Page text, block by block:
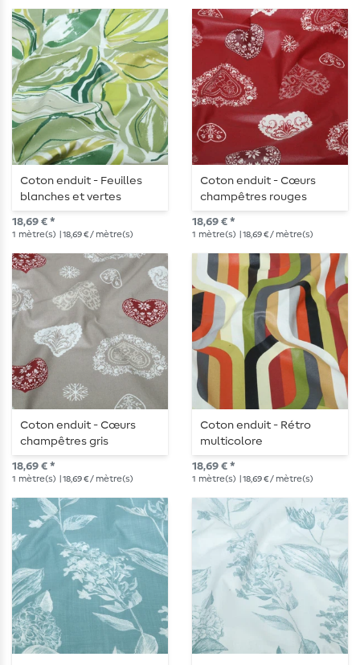
Coton enduit - Feuilles
blanches et vertes
18,69 € *
1 mètre(s) | 18,69 € / mètre(s)
Coton enduit - Cœurs
champêtres rouges
18,69 € *
1 mètre(s) | 18,69 € / mètre(s)
Coton enduit - Cœurs
champêtres gris
18,69 € *
1 mètre(s) | 18,69 € / mètre(s)
Coton enduit - Rétro
multicolore
18,69 € *
1 mètre(s) | 18,69 € / mètre(s)